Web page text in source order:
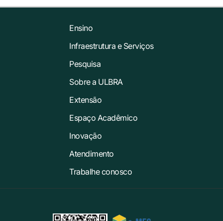
Ensino
Infraestrutura e Serviços
Pesquisa
Sobre a ULBRA
Extensão
Espaço Acadêmico
Inovação
Atendimento
Trabalhe conosco